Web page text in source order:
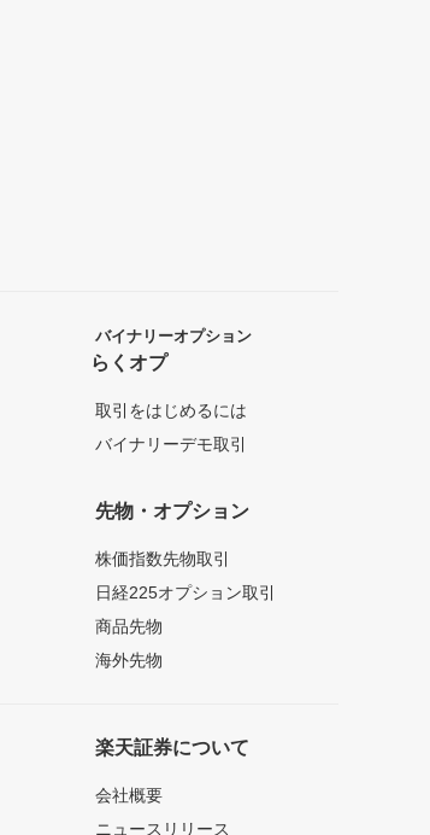
バイナリーオプション
らくオプ
取引をはじめるには
バイナリーデモ取引
先物・オプション
株価指数先物取引
日経225オプション取引
商品先物
海外先物
楽天証券について
会社概要
ニュースリリース